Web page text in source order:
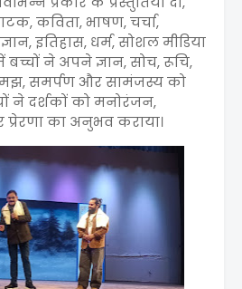
कविता, भाषण, चर्चा,
इतिहास, धर्म, सोशल मीडिया
बच्चों ने अपने ज्ञान, सोच, रूचि,
समर्पण और सामंजस्य को
ने दर्शकों को मनोरंजन,
प्रेरणा का अनुभव कराया।